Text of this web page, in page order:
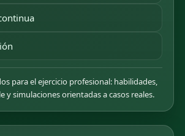
para el ejercicio profesional: habilidades,
y simulaciones orientadas a casos reales.